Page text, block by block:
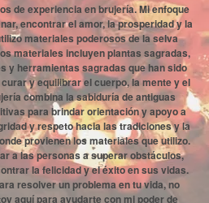
de experiencia en brujería. Mi enfoque
encontrar el amor, la prosperidad y la
materiales poderosos de la selva
materiales incluyen plantas sagradas,
y herramientas sagradas que han sido
y equilibrar el cuerpo, la mente y el
combina la sabiduría de antiguas
para brindar orientación y apoyo a
y respeto hacia las tradiciones y la
provienen los materiales que utilizo.
a las personas a superar obstáculos,
la felicidad y el éxito en sus vidas.
resolver un problema en tu vida, no
aquí para ayudarte con mi poder de